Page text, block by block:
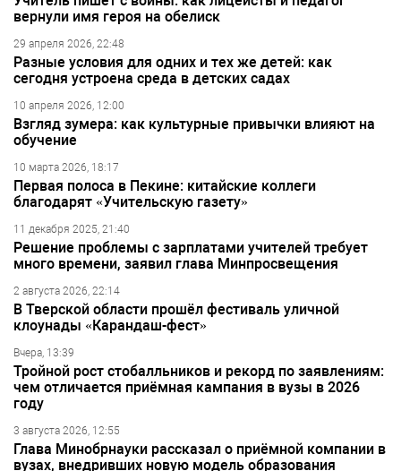
вернули имя героя на обелиск
29 апреля 2026, 22:48
Разные условия для одних и тех же детей: как
сегодня устроена среда в детских садах
10 апреля 2026, 12:00
Взгляд зумера: как культурные привычки влияют на
обучение
10 марта 2026, 18:17
Первая полоса в Пекине: китайские коллеги
благодарят «Учительскую газету»
11 декабря 2025, 21:40
Решение проблемы с зарплатами учителей требует
много времени, заявил глава Минпросвещения
2 августа 2026, 22:14
В Тверской области прошёл фестиваль уличной
клоунады «Карандаш-фест»
Вчера, 13:39
Тройной рост стобалльников и рекорд по заявлениям:
чем отличается приёмная кампания в вузы в 2026
году
3 августа 2026, 12:55
Глава Минобрнауки рассказал о приёмной компании в
вузах, внедривших новую модель образования